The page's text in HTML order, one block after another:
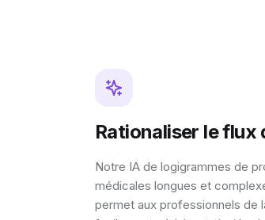
Rationaliser le flux
Notre IA de logigrammes de
médicales longues et
permet aux professionnels de